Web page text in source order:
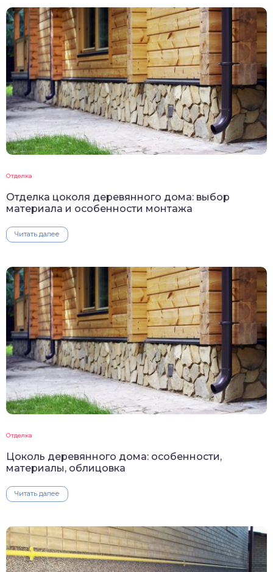
Отделка
Отделка цоколя деревянного дома: выбор
материала и особенности монтажа
Читать далее
Отделка
Цоколь деревянного дома: особенности,
материалы, облицовка
Читать далее